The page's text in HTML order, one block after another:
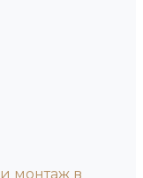
монтаж в